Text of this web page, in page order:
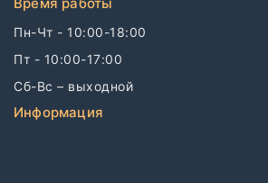
Пн-Чт - 10:00-18:00
Пт - 10:00-17:00
Сб-Вс – выходной
Информация